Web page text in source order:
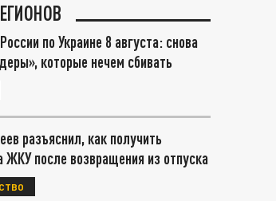
по Украине 8 августа: снова
которые нечем сбивать
разъяснил, как получить
ЖКУ после возвращения из отпуска